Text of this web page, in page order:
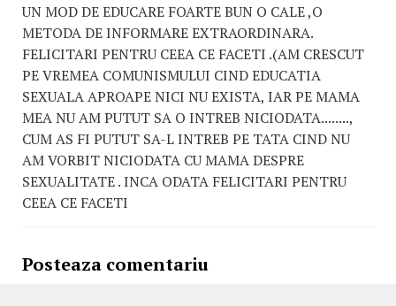
UN MOD DE EDUCARE FOARTE BUN O CALE ,O
METODA DE INFORMARE EXTRAORDINARA.
FELICITARI PENTRU CEEA CE FACETI .(AM CRESCUT
PE VREMEA COMUNISMULUI CIND EDUCATIA
SEXUALA APROAPE NICI NU EXISTA, IAR PE MAMA
MEA NU AM PUTUT SA O INTREB NICIODATA........,
CUM AS FI PUTUT SA-L INTREB PE TATA CIND NU
AM VORBIT NICIODATA CU MAMA DESPRE
SEXUALITATE . INCA ODATA FELICITARI PENTRU
CEEA CE FACETI
Posteaza comentariu